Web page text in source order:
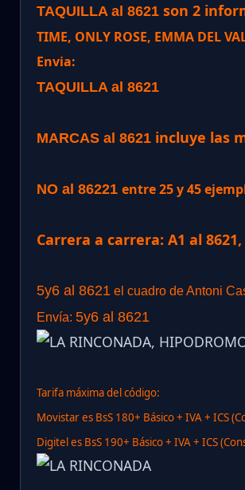
TAQUILLA al 8621 son 2
TIME, ONLY ROSE, EMMA DEL
Envia:
TAQUILLA al 8621
MARCAS al 8621 incluye las
NO al 86221 entre 25 y 45
Carrera a carrera: A1 al
5y6 al 8621 el cuadro de Antoni
Envía: 5y6 al 8621
Tarifa máxima del código:
Movistar es BsS 180+ Básico + IVA + ICS
Digitel es BsS 190+ Básico + IVA + ICS